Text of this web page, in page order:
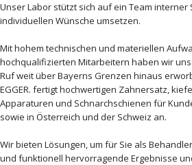
Unser Labor stützt sich auf ein Team interner
individuellen Wünsche umsetzen.
Mit hohem technischen und materiellen
hochqualifizierten Mitarbeitern haben wir
Ruf weit über Bayerns Grenzen hinaus
EGGER. fertigt hochwertigen Zahnersatz,
Apparaturen und Schnarchschienen für
sowie in Österreich und der Schweiz an.
Wir bieten Lösungen, um für Sie als
und funktionell hervorragende Ergebnisse